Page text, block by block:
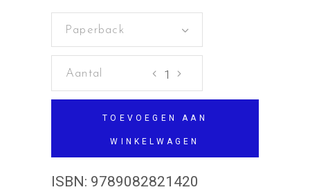
Paperback
verhalen
aantal
TOEVOEGEN AAN
WINKELWAGEN
ISBN: 9789082821420